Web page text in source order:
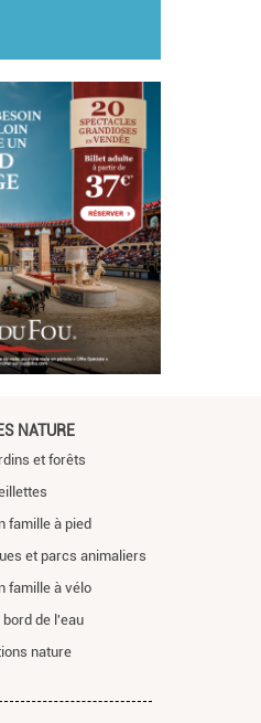
NATURE
et forêts
famille à pied
et parcs animaliers
famille à vélo
bord de l'eau
nature